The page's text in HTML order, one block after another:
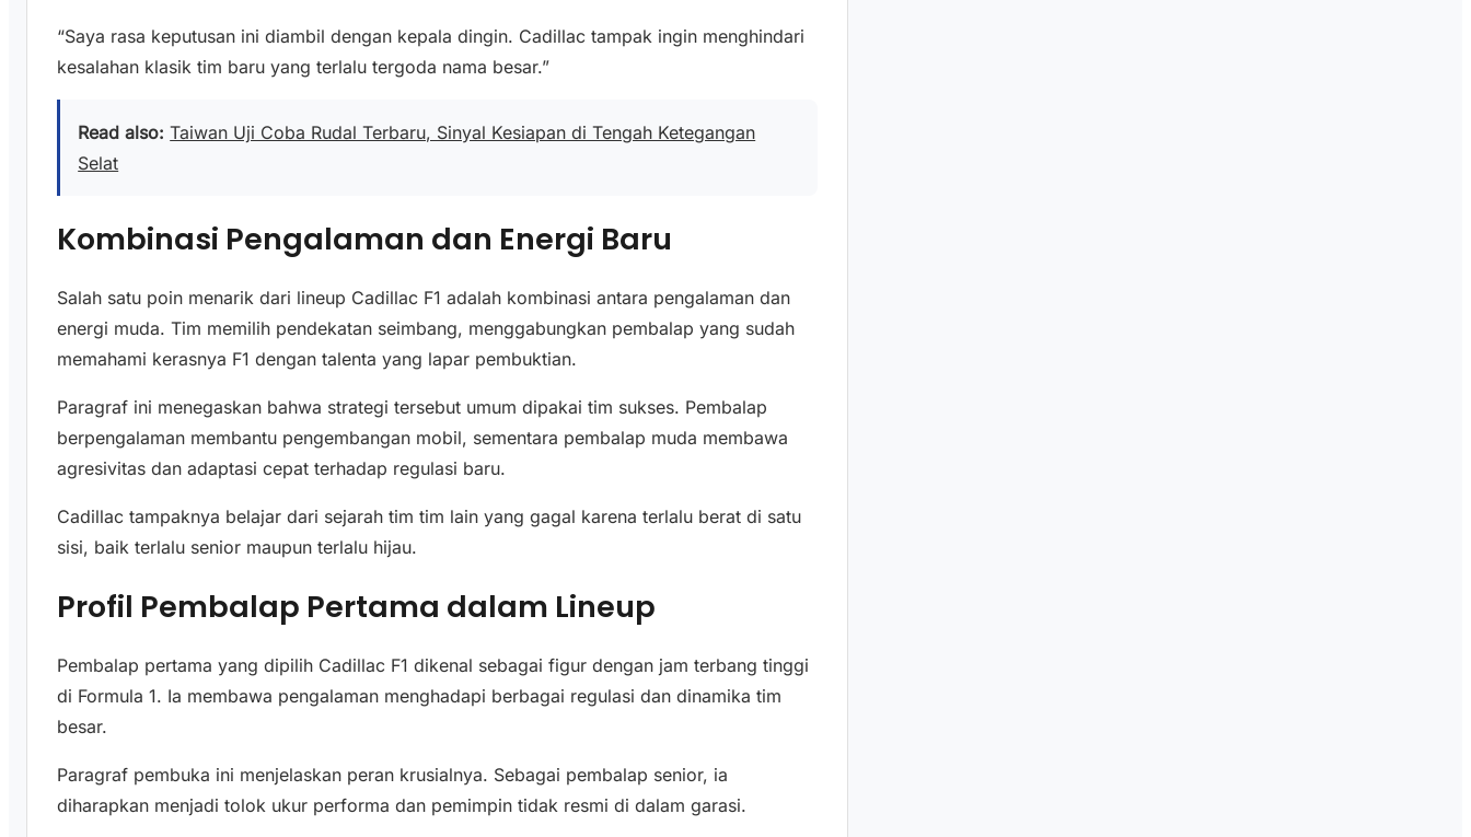
“Saya rasa keputusan ini diambil dengan kepala dingin. Cadillac tampak ingin menghindari
kesalahan klasik tim baru yang terlalu tergoda nama besar.”
Read also: Taiwan Uji Coba Rudal Terbaru, Sinyal Kesiapan di Tengah Ketegangan
Selat
Kombinasi Pengalaman dan Energi Baru
Salah satu poin menarik dari lineup Cadillac F1 adalah kombinasi antara pengalaman dan
energi muda. Tim memilih pendekatan seimbang, menggabungkan pembalap yang sudah
memahami kerasnya F1 dengan talenta yang lapar pembuktian.
Paragraf ini menegaskan bahwa strategi tersebut umum dipakai tim sukses. Pembalap
berpengalaman membantu pengembangan mobil, sementara pembalap muda membawa
agresivitas dan adaptasi cepat terhadap regulasi baru.
Cadillac tampaknya belajar dari sejarah tim tim lain yang gagal karena terlalu berat di satu
sisi, baik terlalu senior maupun terlalu hijau.
Profil Pembalap Pertama dalam Lineup
Pembalap pertama yang dipilih Cadillac F1 dikenal sebagai figur dengan jam terbang tinggi
di Formula 1. Ia membawa pengalaman menghadapi berbagai regulasi dan dinamika tim
besar.
Paragraf pembuka ini menjelaskan peran krusialnya. Sebagai pembalap senior, ia
diharapkan menjadi tolok ukur performa dan pemimpin tidak resmi di dalam garasi.